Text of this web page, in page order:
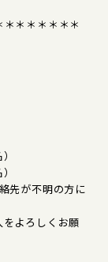
＊＊＊＊＊＊
先が不明の方に
よろしくお願